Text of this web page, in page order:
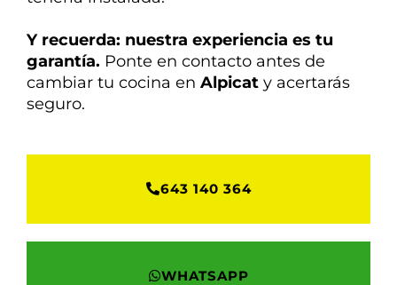
Y recuerda: nuestra experiencia es tu
garantía. Ponte en contacto antes de
cambiar tu cocina en Alpicat y acertarás
seguro.
643 140 364
WHATSAPP